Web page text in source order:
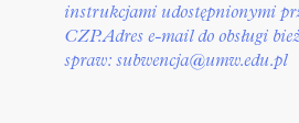
instrukcjami udostępnionymi
CZP. Adres e-mail do obsługi
spraw: subwencja@umw.edu.pl